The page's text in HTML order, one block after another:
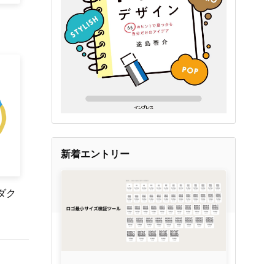
ク
新着エントリー